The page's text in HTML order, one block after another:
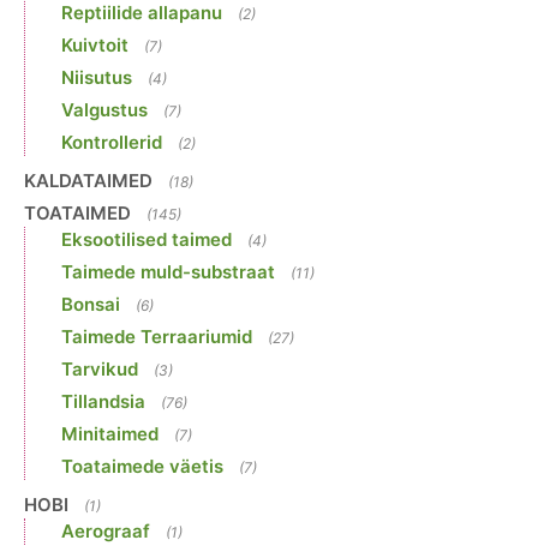
Reptiilide allapanu (2)
Kuivtoit (7)
Niisutus (4)
Valgustus (7)
Kontrollerid (2)
KALDATAIMED (18)
TOATAIMED (145)
Eksootilised taimed (4)
Taimede muld-substraat (11)
Bonsai (6)
Taimede Terraariumid (27)
Tarvikud (3)
Tillandsia (76)
Minitaimed (7)
Toataimede väetis (7)
HOBI (1)
Aerograaf (1)